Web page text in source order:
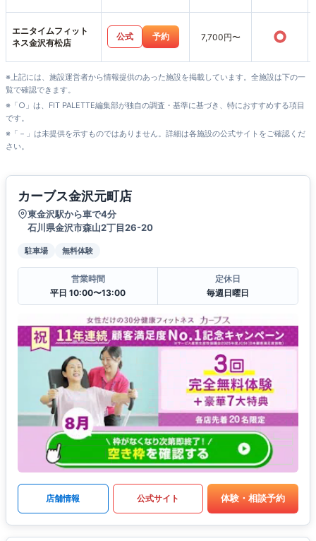
エニタイムフィット
ネス金沢有松店
公式 予約 7,700円〜 ○
※上記には、施設運営者から情報提供のあった施設を掲載しています。全施設は下の一
覧で確認できます。
※「○」は、FIT PALETTE編集部が独自の調査・基準に基づき、特におすすめする項目
です。
※「－」は未提供を示すものではありません。詳細は各施設の公式サイトをご確認くだ
さい。
カーブス金沢元町店
東金沢駅から車で4分
石川県金沢市森山2丁目26-20
駐車場 無料体験
営業時間
平日 10:00〜13:00
定休日
毎週日曜日
店舗情報 公式サイト 体験・相談予約